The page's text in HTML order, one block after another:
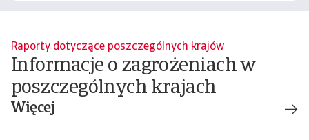
Raporty dotyczące poszczególnych krajów
Informacje o zagrożeniach w
poszczególnych krajach
Więcej